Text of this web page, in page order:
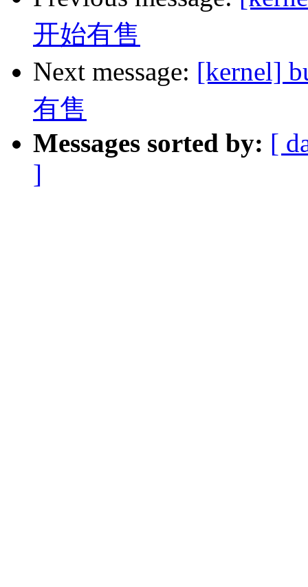
开始有售
Next message: [kernel]
有售
Messages sorted by: [
]